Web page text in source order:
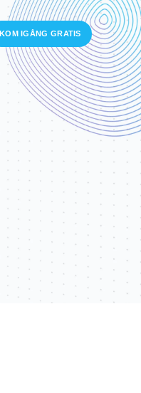
KOM IGÅNG GRATIS